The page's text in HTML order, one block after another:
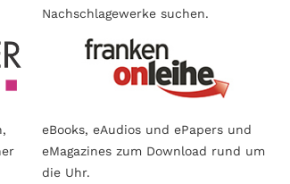
Nachschlagewerke suchen.
eBooks, eAudios und ePapers und
eMagazines zum Download rund um
die Uhr.